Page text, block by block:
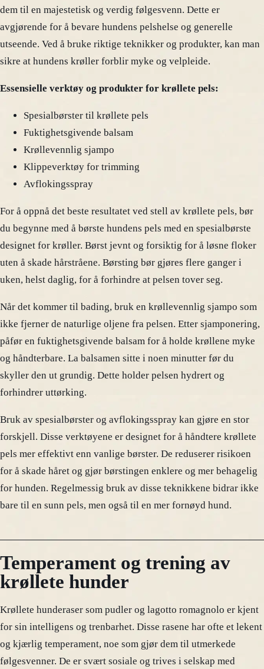
dem til en majestetisk og verdig følgesvenn. Dette er
avgjørende for å bevare hundens pelshelse og generelle
utseende. Ved å bruke riktige teknikker og produkter, kan man
sikre at hundens krøller forblir myke og velpleide.
Essensielle verktøy og produkter for krøllete pels:
Spesialbørster til krøllete pels
Fuktighetsgivende balsam
Krøllevennlig sjampo
Klippeverktøy for trimming
Avflokingsspray
For å oppnå det beste resultatet ved stell av krøllete pels, bør
du begynne med å børste hundens pels med en spesialbørste
designet for krøller. Børst jevnt og forsiktig for å løsne floker
uten å skade hårstråene. Børsting bør gjøres flere ganger i
uken, helst daglig, for å forhindre at pelsen tover seg.
Når det kommer til bading, bruk en krøllevennlig sjampo som
ikke fjerner de naturlige oljene fra pelsen. Etter sjamponering,
påfør en fuktighetsgivende balsam for å holde krøllene myke
og håndterbare. La balsamen sitte i noen minutter før du
skyller den ut grundig. Dette holder pelsen hydrert og
forhindrer uttørking.
Bruk av spesialbørster og avflokingsspray kan gjøre en stor
forskjell. Disse verktøyene er designet for å håndtere krøllete
pels mer effektivt enn vanlige børster. De reduserer risikoen
for å skade håret og gjør børstingen enklere og mer behagelig
for hunden. Regelmessig bruk av disse teknikkene bidrar ikke
bare til en sunn pels, men også til en mer fornøyd hund.
Temperament og trening av
krøllete hunder
Krøllete hunderaser som pudler og lagotto romagnolo er kjent
for sin intelligens og trenbarhet. Disse rasene har ofte et lekent
og kjærlig temperament, noe som gjør dem til utmerkede
følgesvenner. De er svært sosiale og trives i selskap med